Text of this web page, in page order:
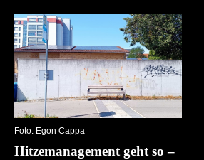
Foto: Egon Cappa
Hitzemanagement geht so –